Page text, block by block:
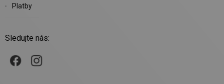
Platby
Sledujte nás: